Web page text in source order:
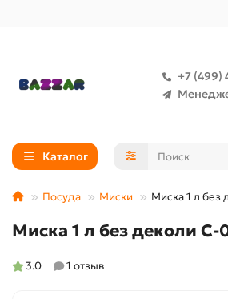
+7 (499)
Каталог
Посуда Миски Миска 1 л без
Миска 1 л без деколи C-
3.0 1 отзыв